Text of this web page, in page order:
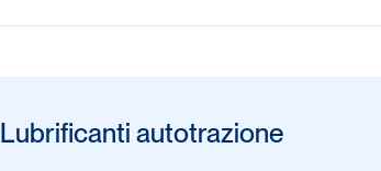
Lubrificanti autotrazione